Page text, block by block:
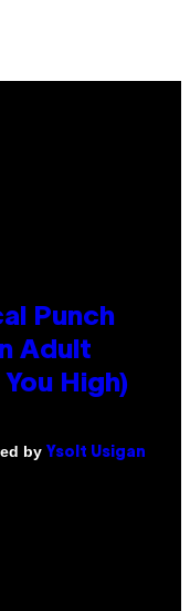
Punch
Adult
High)
by Ysolt Usigan